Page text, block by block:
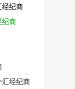
经纪商
纪商
经纪商